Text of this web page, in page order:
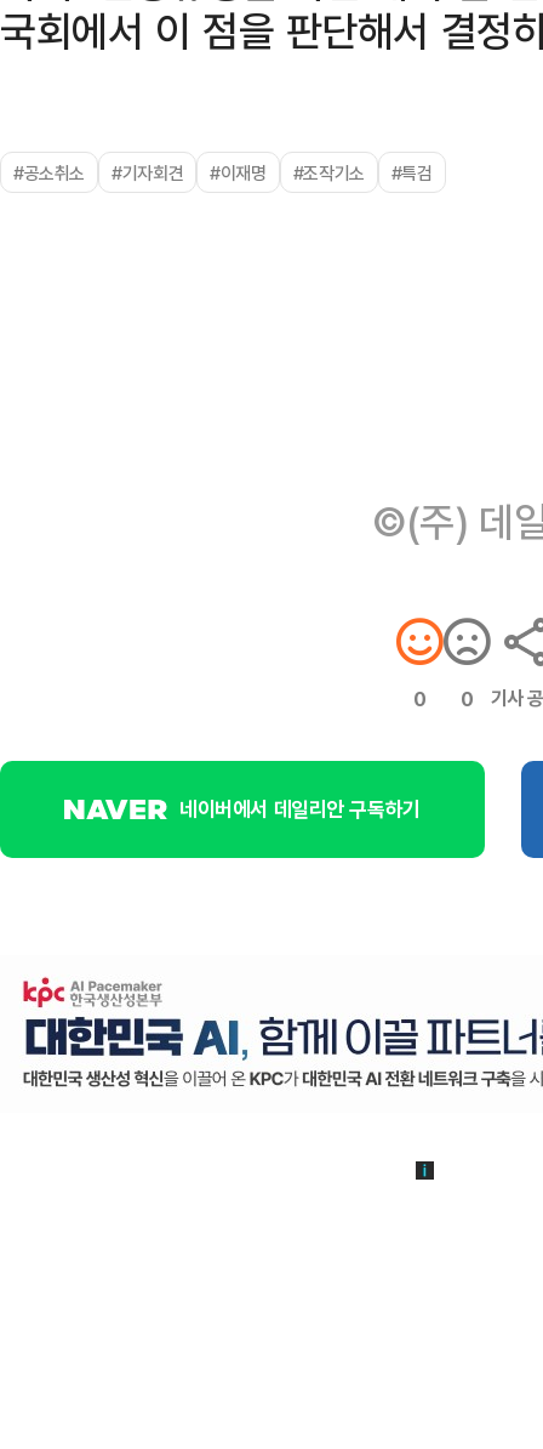
국회에서 이 점을 판단해서 결정
#공소취소 #기자회견 #이재명 #조작기소 #특검
©(주) 데
0 0 기사
네이버에서 데일리안 구독하기